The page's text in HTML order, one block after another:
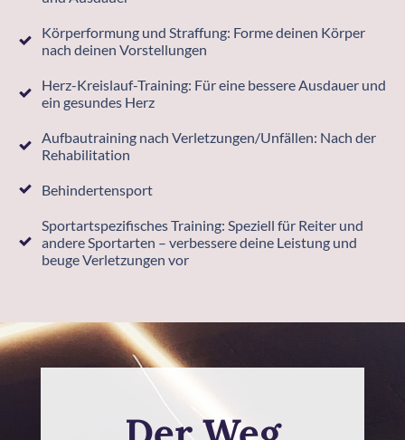
Körperformung und Straffung: Forme deinen Körper
nach deinen Vorstellungen
Herz-Kreislauf-Training: Für eine bessere Ausdauer und
ein gesundes Herz
Aufbautraining nach Verletzungen/Unfällen: Nach der
Rehabilitation
Behindertensport
Sportartspezifisches Training: Speziell für Reiter und
andere Sportarten – verbessere deine Leistung und
beuge Verletzungen vor